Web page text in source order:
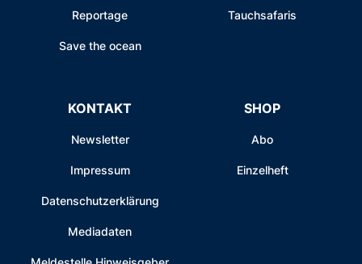
Reportage
Save the ocean
Tauchsafaris
KONTAKT
Newsletter
Impressum
Datenschutzerklärung
Mediadaten
SHOP
Abo
Einzelheft